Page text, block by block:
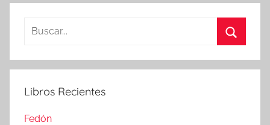
Buscar:
Libros Recientes
Fedón